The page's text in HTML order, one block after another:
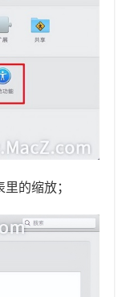
的缩放；